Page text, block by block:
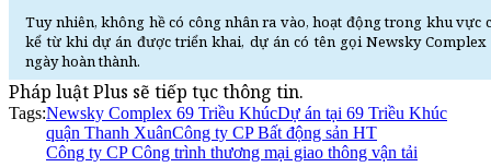
Tuy nhiên, không hề có công nhân ra vào, hoạt động trong khu vực
kể từ khi dự án được triển khai, dự án có tên gọi Newsky
ngày hoàn thành.
Pháp luật Plus sẽ tiếp tục thông tin.
Tags:Newsky Complex 69 Triều KhúcDự án tại 69 Triều Khúc
quận Thanh XuânCông ty CP Bất động sản HT
Công ty CP Công trình thương mại giao thông vận tải